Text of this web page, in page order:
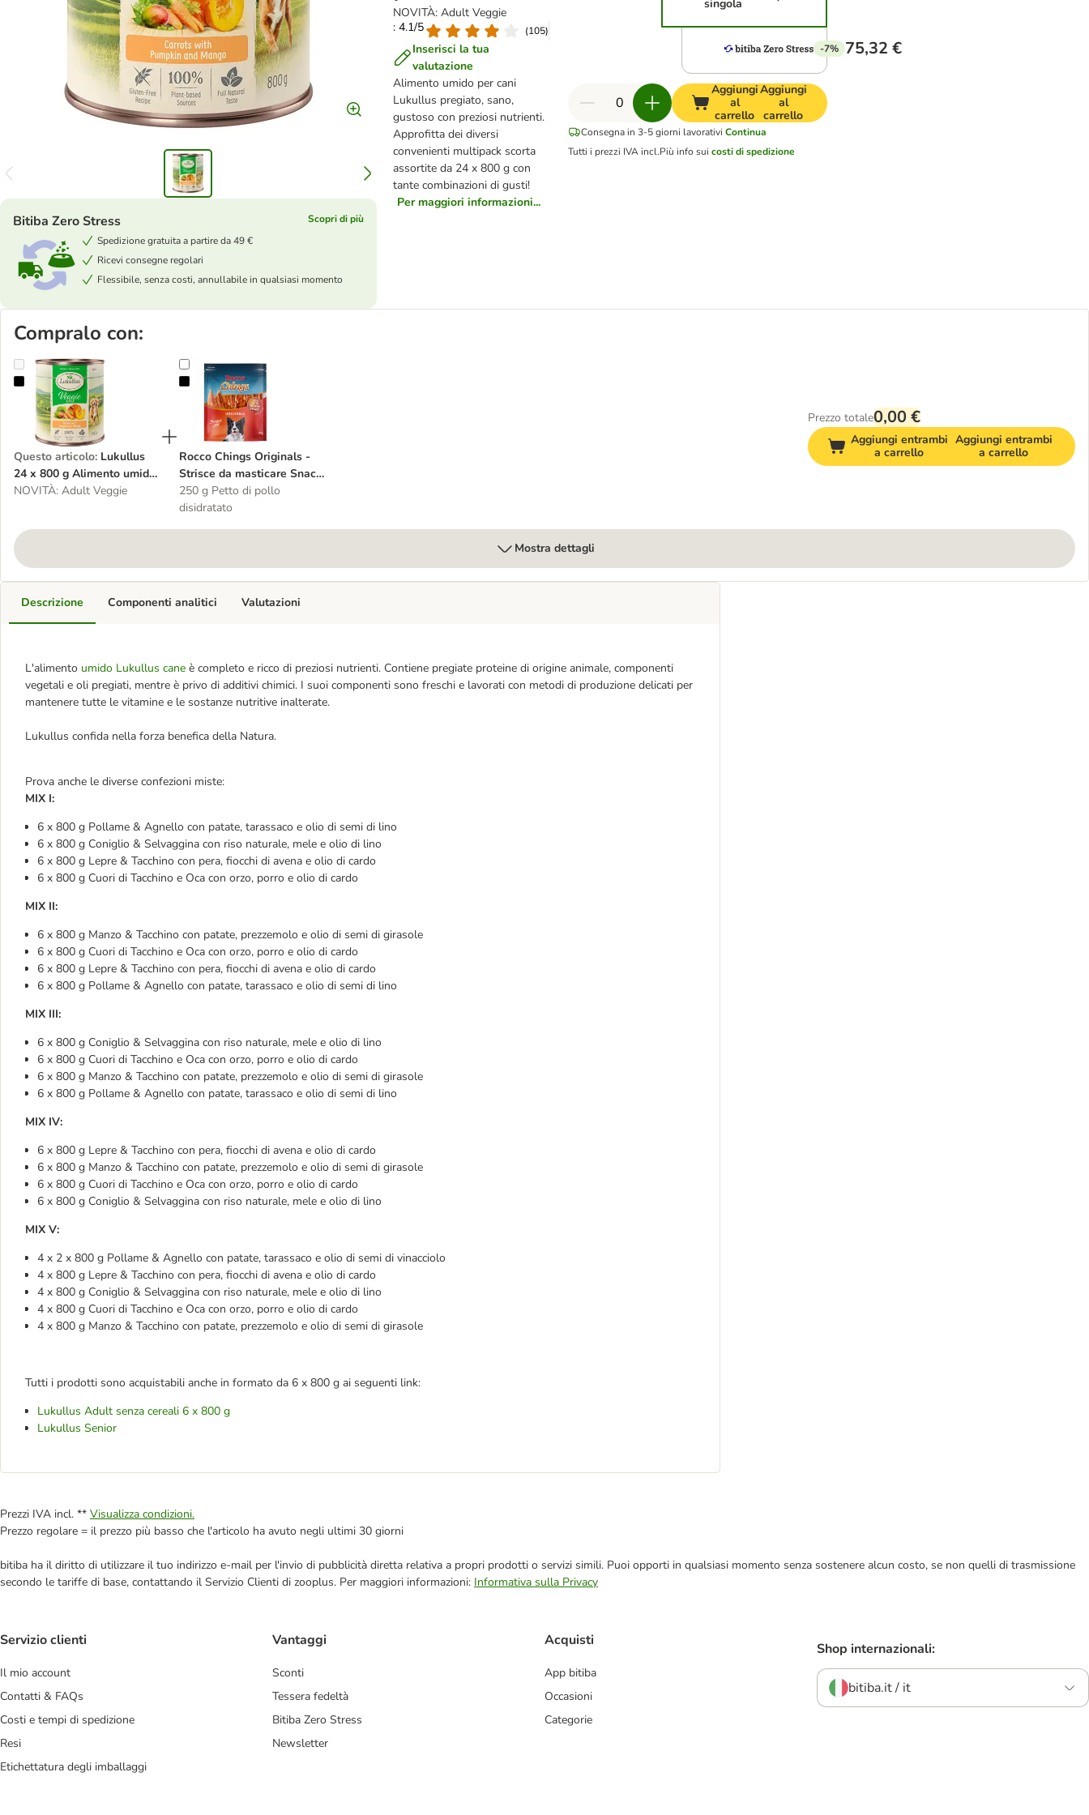
NOVITÀ: Adult Veggie
: 4.1/5
(105)
Inserisci la tua
valutazione
Alimento umido per cani
Lukullus pregiato, sano,
gustoso con preziosi nutrienti.
Approfitta dei diversi
convenienti multipack scorta
assortite da 24 x 800 g con
tante combinazioni di gusti!
Per maggiori informazioni...
Bitiba Zero Stress
Scopri di più
Spedizione gratuita a partire da 49 €
Ricevi consegne regolari
Flessibile, senza costi, annullabile in qualsiasi momento
singola
-7% 75,32 €
Aggiungi
al
carrello
Aggiungi
al
carrello
Consegna in 3-5 giorni lavorativi Continua
Tutti i prezzi IVA incl.Più info sui costi di spedizione
Compralo con:
Lukullus 24 x 800 g Alimento umido per cani
Questo articolo: Lukullus
24 x 800 g Alimento umido
per cani
NOVITÀ: Adult Veggie
Rocco Chings Originals - Strisce da masticare Snack cane
Rocco Chings Originals -
Strisce da masticare Snack
cane
250 g Petto di pollo
disidratato
Prezzo totale0,00 €
Aggiungi entrambi
a carrello
Aggiungi entrambi
a carrello
Mostra dettagli
Descrizione
L'alimento umido Lukullus cane è completo e ricco di preziosi nutrienti. Contiene pregiate proteine di origine animale, componenti
vegetali e oli pregiati, mentre è privo di additivi chimici. I suoi componenti sono freschi e lavorati con metodi di produzione delicati per
mantenere tutte le vitamine e le sostanze nutritive inalterate.
Lukullus confida nella forza benefica della Natura.
Prova anche le diverse confezioni miste:
MIX I:
6 x 800 g Pollame & Agnello con patate, tarassaco e olio di semi di lino
6 x 800 g Coniglio & Selvaggina con riso naturale, mele e olio di lino
6 x 800 g Lepre & Tacchino con pera, fiocchi di avena e olio di cardo
6 x 800 g Cuori di Tacchino e Oca con orzo, porro e olio di cardo
MIX II:
6 x 800 g Manzo & Tacchino con patate, prezzemolo e olio di semi di girasole
6 x 800 g Cuori di Tacchino e Oca con orzo, porro e olio di cardo
6 x 800 g Lepre & Tacchino con pera, fiocchi di avena e olio di cardo
6 x 800 g Pollame & Agnello con patate, tarassaco e olio di semi di lino
MIX III:
6 x 800 g Coniglio & Selvaggina con riso naturale, mele e olio di lino
6 x 800 g Cuori di Tacchino e Oca con orzo, porro e olio di cardo
6 x 800 g Manzo & Tacchino con patate, prezzemolo e olio di semi di girasole
6 x 800 g Pollame & Agnello con patate, tarassaco e olio di semi di lino
MIX IV:
6 x 800 g Lepre & Tacchino con pera, fiocchi di avena e olio di cardo
6 x 800 g Manzo & Tacchino con patate, prezzemolo e olio di semi di girasole
6 x 800 g Cuori di Tacchino e Oca con orzo, porro e olio di cardo
6 x 800 g Coniglio & Selvaggina con riso naturale, mele e olio di lino
MIX V:
4 x 2 x 800 g Pollame & Agnello con patate, tarassaco e olio di semi di vinacciolo
4 x 800 g Lepre & Tacchino con pera, fiocchi di avena e olio di cardo
4 x 800 g Coniglio & Selvaggina con riso naturale, mele e olio di lino
4 x 800 g Cuori di Tacchino e Oca con orzo, porro e olio di cardo
4 x 800 g Manzo & Tacchino con patate, prezzemolo e olio di semi di girasole
Tutti i prodotti sono acquistabili anche in formato da 6 x 800 g ai seguenti link:
Lukullus Adult senza cereali 6 x 800 g
Lukullus Senior
Componenti analitici Valutazioni
Prezzi IVA incl. ** Visualizza condizioni.
Prezzo regolare = il prezzo più basso che l'articolo ha avuto negli ultimi 30 giorni
bitiba ha il diritto di utilizzare il tuo indirizzo e-mail per l'invio di pubblicità diretta relativa a propri prodotti o servizi simili. Puoi opporti in qualsiasi momento senza sostenere alcun costo, se non quelli di trasmissione
secondo le tariffe di base, contattando il Servizio Clienti di zooplus. Per maggiori informazioni: Informativa sulla Privacy
Servizio clienti
Il mio account
Contatti & FAQs
Costi e tempi di spedizione
Resi
Etichettatura degli imballaggi
Vantaggi
Sconti
Tessera fedeltà
Bitiba Zero Stress
Newsletter
Acquisti
App bitiba
Occasioni
Categorie
Shop internazionali:
bitiba.it / it